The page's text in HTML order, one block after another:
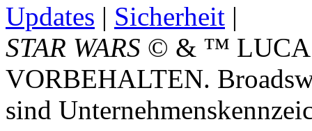
Updates | Sicherheit |
STAR WARS © & ™
VORBEHALTEN.
sind